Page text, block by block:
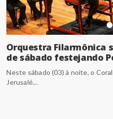
Orquestra Filarmônica
de sábado festejando
Neste sábado (03) à noite, o
Jerusalé...